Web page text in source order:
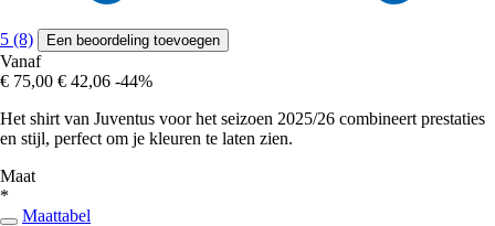
5 (8) Een beoordeling toevoegen
Vanaf
€ 75,00 € 42,06 -44%
Het shirt van Juventus voor het seizoen 2025/26 combineert prestaties
en stijl, perfect om je kleuren te laten zien.
Maat
*
Maattabel